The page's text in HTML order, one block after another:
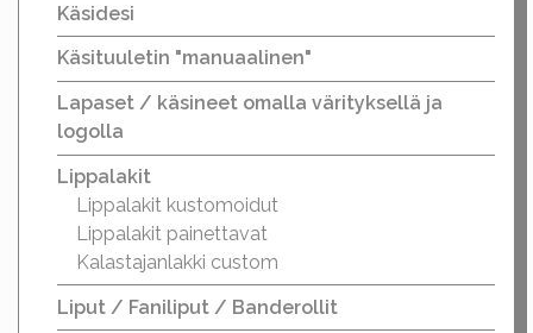
Käsidesi
Käsituuletin "manuaalinen"
Lapaset / käsineet omalla värityksellä ja
logolla
Lippalakit
Lippalakit kustomoidut
Lippalakit painettavat
Kalastajanlakki custom
Liput / Faniliput / Banderollit